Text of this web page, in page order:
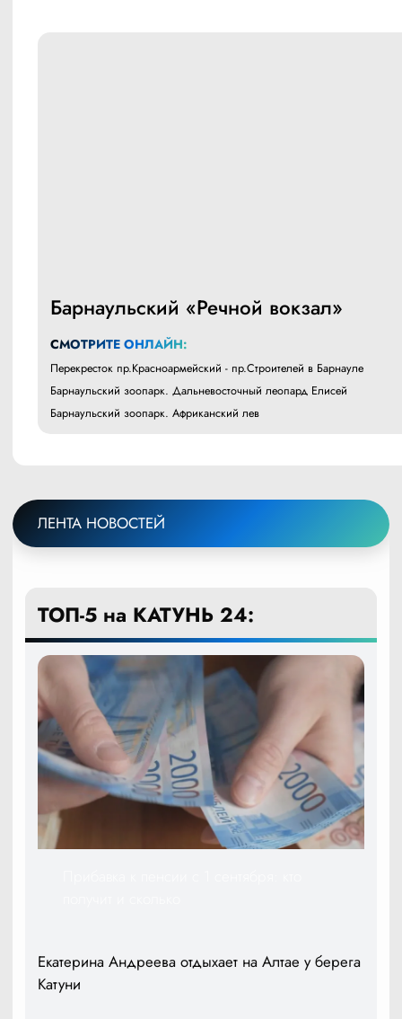
Барнаульский «Речной вокзал»
СМОТРИТЕ ОНЛАЙН:
Перекресток пр.Красноармейский - пр.Строителей в Барнауле
Барнаульский зоопарк. Дальневосточный леопард Елисей
Барнаульский зоопарк. Африканский лев
ЛЕНТА НОВОСТЕЙ
ТОП-5 на КАТУНЬ 24:
Екатерина Андреева отдыхает на Алтае у берега
Катуни